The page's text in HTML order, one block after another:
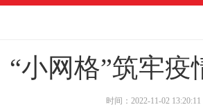
“小网格”筑牢疫
时间：2022-11-02 13:20:11